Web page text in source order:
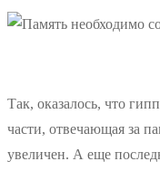
Так, оказалось, что
части, отвечающая за
увеличен. А еще